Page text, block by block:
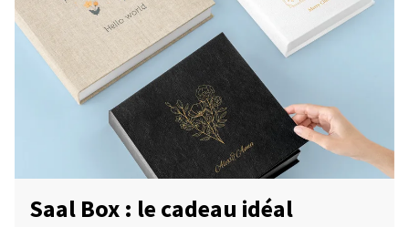
Saal Box : le cadeau idéal